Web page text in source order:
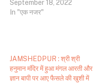
September 18, 2022
In "एक नजर"
JAMSHEDPUR : श्री श्री
हनुमान मंदिर में हुआ मंगल आरती और
ज्ञान बापी पर आए फैसले की खुशी में